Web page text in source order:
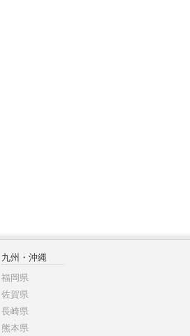
九州・沖縄
福岡県
佐賀県
長崎県
熊本県